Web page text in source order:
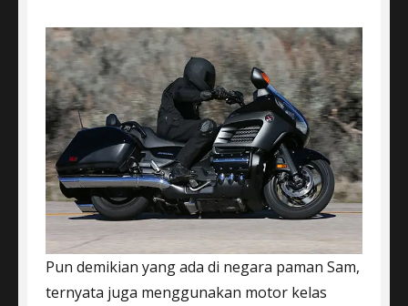
Pun demikian yang ada di negara paman Sam,
ternyata juga menggunakan motor kelas